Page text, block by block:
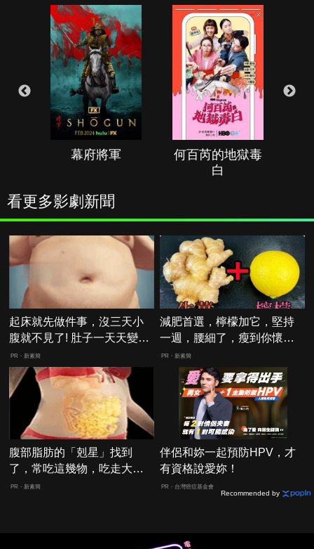
幕府將軍
何百芮的地獄毒
白
看更多影劇新聞
起床就先做件事，沒三天小
腹就不見了! 肚子一天天變
小！
PR・新素簡
減肥首選，檸檬加它，堅持
一週，腰細了，瘦到你懷疑
人生
PR・新素簡
腹部脂肪的「剋星」找到
了，常吃這幾物，吃走大肚
囊，瘦出小蠻腰
PR・新素簡
伴侶和妳一起預防HPV，才
有資格說愛妳！
PR・台灣癌症基金會
Recommended by